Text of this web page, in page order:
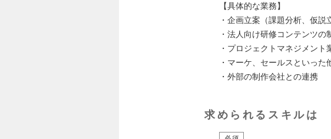
【具体的な業務】
・企画立案（課題分析、仮説
・法人向け研修コンテンツ
・プロジェクトマネジメント
・マーケ、セールスといっ
・外部の制作会社との連携
求められるスキルは